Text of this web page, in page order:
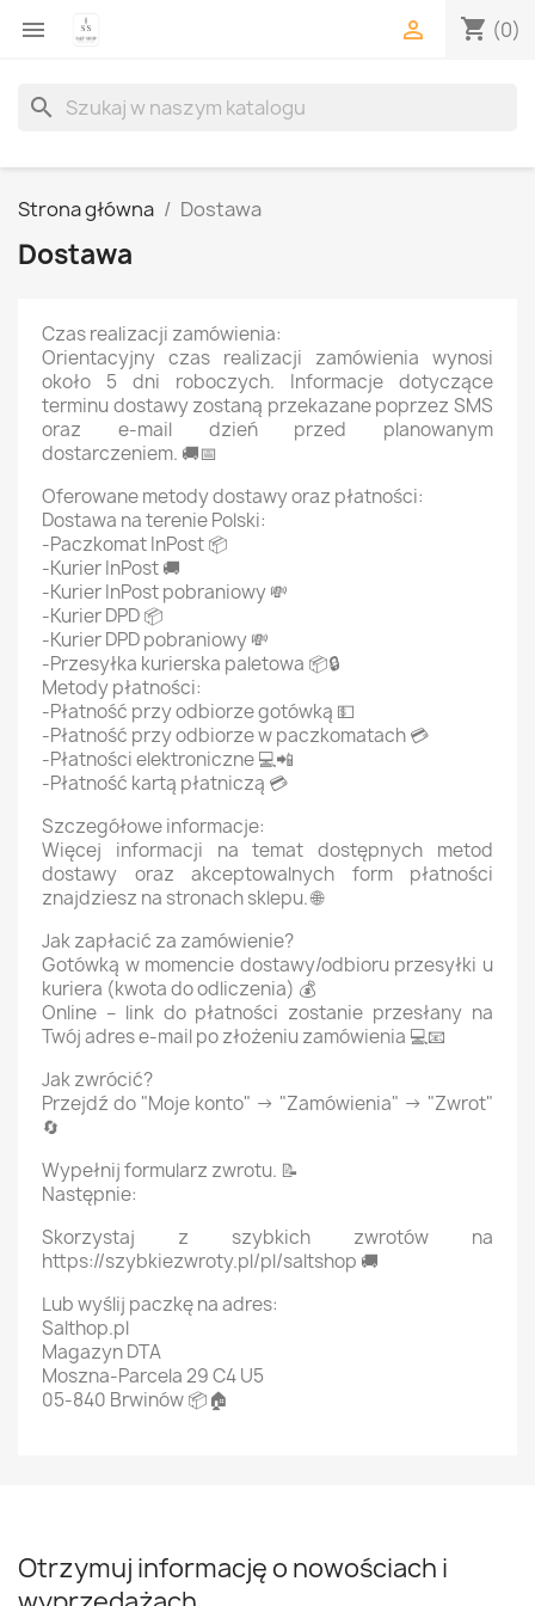
 shopping_cart (0)

search
Strona główna Dostawa
Dostawa
Czas realizacji zamówienia:
Orientacyjny czas realizacji zamówienia wynosi
około 5 dni roboczych. Informacje dotyczące
terminu dostawy zostaną przekazane poprzez SMS
oraz e-mail dzień przed planowanym
dostarczeniem. 🚚📅
Oferowane metody dostawy oraz płatności:
Dostawa na terenie Polski:
-Paczkomat InPost 📦
-Kurier InPost 🚚
-Kurier InPost pobraniowy 💸
-Kurier DPD 📦
-Kurier DPD pobraniowy 💸
-Przesyłka kurierska paletowa 📦🔒
Metody płatności:
-Płatność przy odbiorze gotówką 💵
-Płatność przy odbiorze w paczkomatach 💳
-Płatności elektroniczne 💻📲
-Płatność kartą płatniczą 💳
Szczegółowe informacje:
Więcej informacji na temat dostępnych metod
dostawy oraz akceptowalnych form płatności
znajdziesz na stronach sklepu. 🌐
Jak zapłacić za zamówienie?
Gotówką w momencie dostawy/odbioru przesyłki u
kuriera (kwota do odliczenia) 💰
Online – link do płatności zostanie przesłany na
Twój adres e-mail po złożeniu zamówienia 💻📧
Jak zwrócić?
Przejdź do "Moje konto" → "Zamówienia" → "Zwrot"
🔄
Wypełnij formularz zwrotu. 📝
Następnie:
Skorzystaj z szybkich zwrotów na
https://szybkiezwroty.pl/pl/saltshop 🚚
Lub wyślij paczkę na adres:
Salthop.pl
Magazyn DTA
Moszna-Parcela 29 C4 U5
05-840 Brwinów 📦🏠
Otrzymuj informację o nowościach i